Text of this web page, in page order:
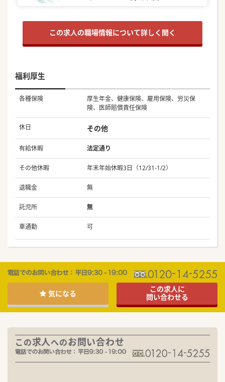
この求人の職場情報について詳しく聞く
福利厚生
各種保険
厚生年金、健康保険、雇用保険、労災保
険、医師賠償責任保険
休日 その他
有給休暇 法定通り
その他休暇 年末年始休暇3日（12/31-1/2）
退職金 無
託児所 無
車通勤 可
気になる
この求人に
問い合わせる
この求人へのお問い合わせ